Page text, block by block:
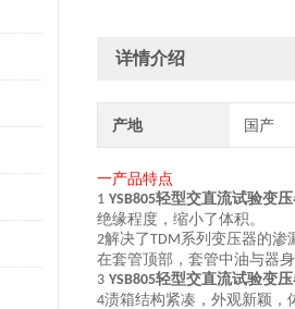
详情介绍
产地 国产
一产品特点
1 YSB805轻型交直流试验变
绝缘程度，缩小了体积。
2解决了TDM系列变压器的渗
在套管顶部，套管中油与器
3 YSB805轻型交直流试验变
4渍箱结构紧凑，外观新颖，